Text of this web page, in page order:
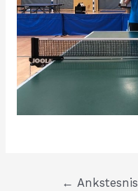
Navigacija
← Ankstesnis